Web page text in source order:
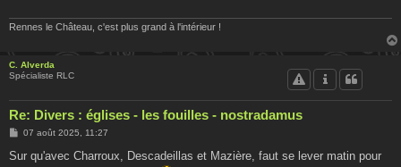
Rennes le Château, c'est plus grand à l'intérieur !
C. Alverda
Spécialiste RLC
Re: Divers : églises - les fouilles - nostradamus
M
s
07 août 2025, 11:27
Sur qu'avec Charroux, Descadeillas et Mazière, faut se lever matin pour